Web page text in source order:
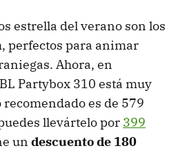
estrella del verano son los
perfectos para animar
Ahora, en
Partybox 310 está muy
es de 579
llevártelo por 399
un descuento de 180